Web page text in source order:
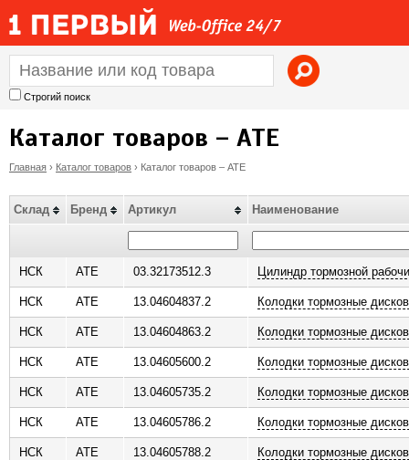
Jump to navigation
Строгий поиск
Каталог товаров – ATE
В
ы
д
е
ь
Главная › Каталог товаров › Каталог товаров – ATE
Склад Бренд Артикул Наименование
НСК ATE 03.32173512.3 Цилиндр тормозной
НСК ATE 13.04604837.2 Колодки тормозные
НСК ATE 13.04604863.2 Колодки тормозные
НСК ATE 13.04605600.2 Колодки тормозные
НСК ATE 13.04605735.2 Колодки тормозные
НСК ATE 13.04605786.2 Колодки тормозные
НСК ATE 13.04605788.2 Колодки тормозные